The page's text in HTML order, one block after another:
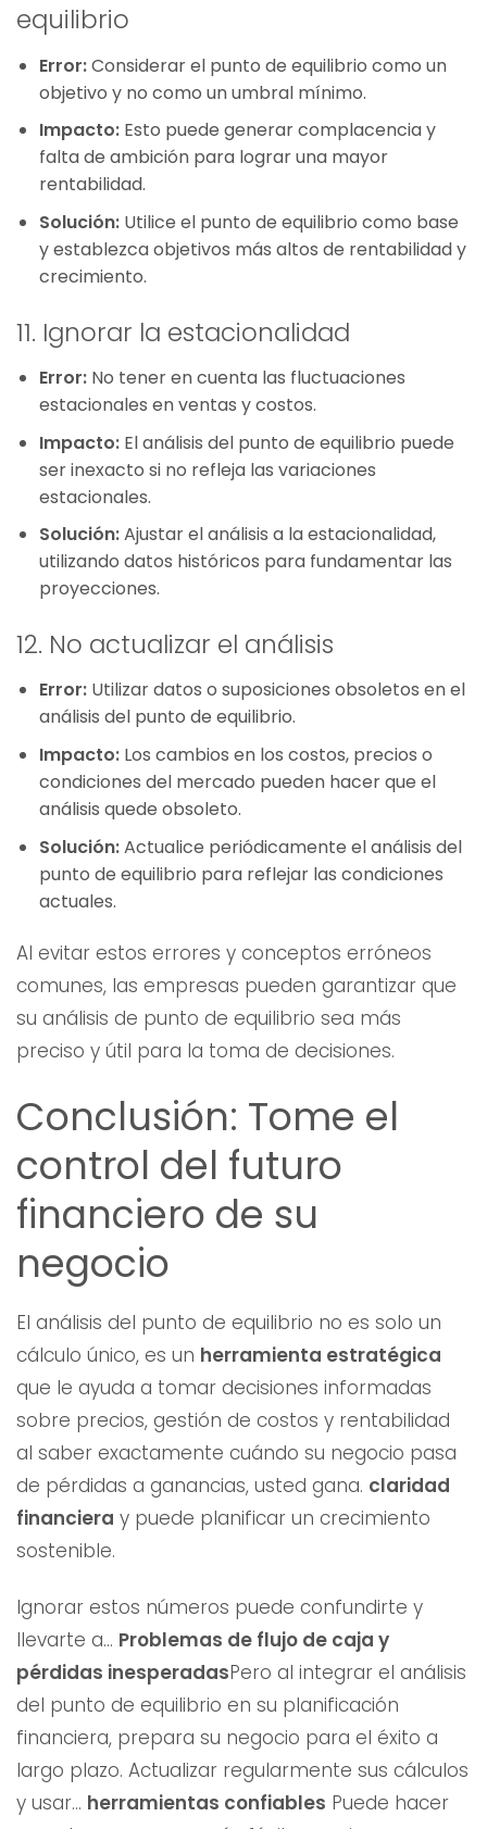
equilibrio
Error:Considerar el punto de equilibrio como un
objetivo y no como un umbral mínimo.
Impacto:Esto puede generar complacencia y
falta de ambición para lograr una mayor
rentabilidad.
Solución:Utilice el punto de equilibrio como base
y establezca objetivos más altos de rentabilidad y
crecimiento.
11. Ignorar la estacionalidad
Error:No tener en cuenta las fluctuaciones
estacionales en ventas y costos.
Impacto:El análisis del punto de equilibrio puede
ser inexacto si no refleja las variaciones
estacionales.
Solución:Ajustar el análisis a la estacionalidad,
utilizando datos históricos para fundamentar las
proyecciones.
12. No actualizar el análisis
Error:Utilizar datos o suposiciones obsoletos en el
análisis del punto de equilibrio.
Impacto:Los cambios en los costos, precios o
condiciones del mercado pueden hacer que el
análisis quede obsoleto.
Solución:Actualice periódicamente el análisis del
punto de equilibrio para reflejar las condiciones
actuales.
Al evitar estos errores y conceptos erróneos
comunes, las empresas pueden garantizar que
su análisis de punto de equilibrio sea más
preciso y útil para la toma de decisiones.
Conclusión: Tome el
control del futuro
financiero de su
negocio
El análisis del punto de equilibrio no es solo un
cálculo único, es un herramienta estratégica
que le ayuda a tomar decisiones informadas
sobre precios, gestión de costos y rentabilidad
al saber exactamente cuándo su negocio pasa
de pérdidas a ganancias, usted gana. claridad
financiera y puede planificar un crecimiento
sostenible.
Ignorar estos números puede confundirte y
llevarte a... Problemas de flujo de caja y
pérdidas inesperadasPero al integrar el análisis
del punto de equilibrio en su planificación
financiera, prepara su negocio para el éxito a
largo plazo. Actualizar regularmente sus cálculos
y usar... herramientas confiables Puede hacer